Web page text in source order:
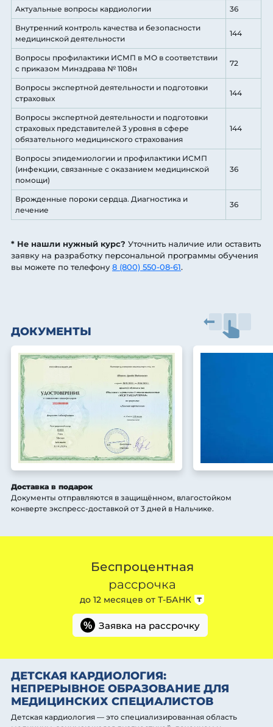
Актуальные вопросы кардиологии 36
Внутренний контроль качества и безопасности
медицинской деятельности
144
Вопросы профилактики ИСМП в МО в соответствии
с приказом Минздрава № 1108н
72
Вопросы экспертной деятельности и подготовки
страховых
144
Вопросы экспертной деятельности и подготовки
страховых представителей 3 уровня в сфере
обязательного медицинского страхования
144
Вопросы эпидемиологии и профилактики ИСМП
(инфекции, связанные с оказанием медицинской
помощи)
36
Врожденные пороки сердца. Диагностика и
лечение
36
* Не нашли нужный курс? Уточнить наличие или оставить
заявку на разработку персональной программы обучения
вы можете по телефону8 (800) 550-08-61.
ДОКУМЕНТЫ
Доставка в подарок
Документы отправляются в защищённом, влагостойком
конверте экспресс-доставкой от 3 дней в Нальчике.
Беспроцентная
рассрочка
до 12 месяцев от Т-БАНК
% Заявка на рассрочку
ДЕТСКАЯ КАРДИОЛОГИЯ:
НЕПРЕРЫВНОЕ ОБРАЗОВАНИЕ ДЛЯ
МЕДИЦИНСКИХ СПЕЦИАЛИСТОВ
Детская кардиология — это специализированная область